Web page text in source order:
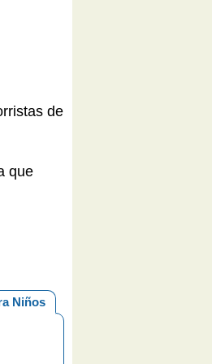
de
que
Niños